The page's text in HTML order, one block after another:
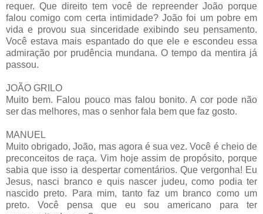
requer. Que direito tem você de repreender João porque
falou comigo com certa intimidade? João foi um pobre em
vida e provou sua sinceridade exibindo seu pensamento.
Você estava mais espantado do que ele e escondeu essa
admiração por prudência mundana. O tempo da mentira já
passou.
JOÃO GRILO
Muito bem. Falou pouco mas falou bonito. A cor pode não
ser das melhores, mas o senhor fala bem que faz gosto.
MANUEL
Muito obrigado, João, mas agora é sua vez. Você é cheio de
preconceitos de raça. Vim hoje assim de propósito, porque
sabia que isso ia despertar comentários. Que vergonha! Eu
Jesus, nasci branco e quis nascer judeu, como podia ter
nascido preto. Para mim, tanto faz um branco como um
preto. Você pensa que eu sou americano para ter